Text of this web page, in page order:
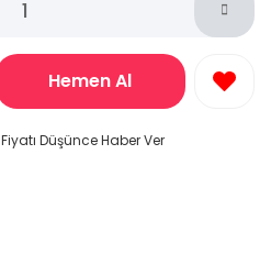
Hemen Al
Fiyatı Düşünce Haber Ver